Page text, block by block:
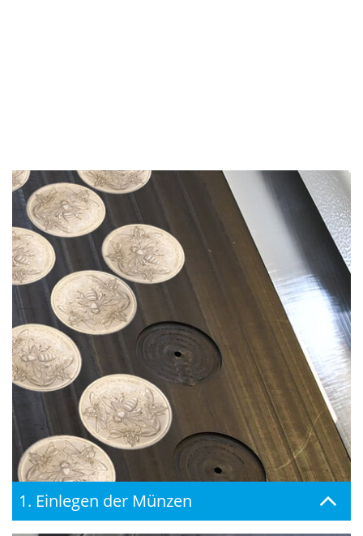
1. Einlegen der Münzen